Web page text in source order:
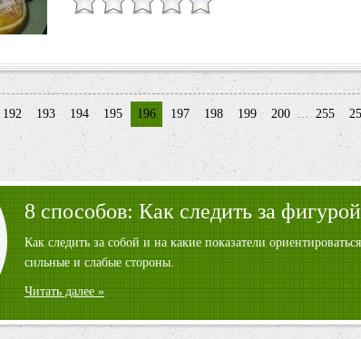
192 193 194 195 196 197 198 199 200 ... 255
8 способов: Как следить за
Как следить за собой и на какие показатели
сильные и слабые стороны.
Читать далее »